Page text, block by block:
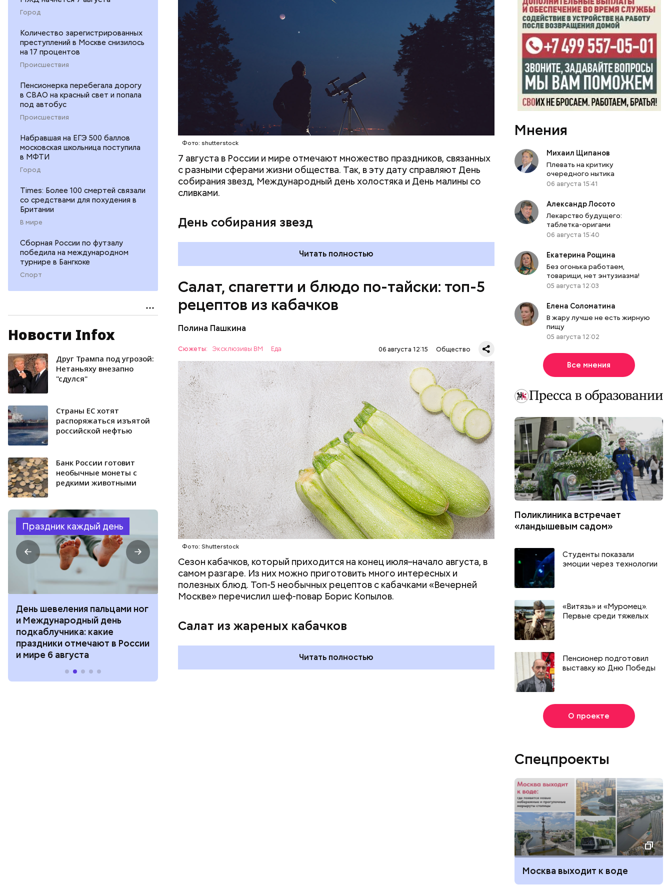
Город
Количество зарегистрированных
преступлений в Москве снизилось
на 17 процентов
Происшествия
Пенсионерка перебегала дорогу
в СВАО на красный свет и попала
под автобус
Происшествия
Набравшая на ЕГЭ 500 баллов
московская школьница поступила
в МФТИ
Город
Times: Более 100 смертей связали
со средствами для похудения в
Британии
В мире
Сборная России по футзалу
победила на международном
турнире в Бангкоке
Спорт
Новости Infox
Друг Трампа под угрозой:
Нетаньяху внезапно
"сдулся"
Страны ЕС хотят
распоряжаться изъятой
российской нефтью
Банк России готовит
необычные монеты с
редкими животными
Праздник каждый день
День шевеления пальцами ног
и Международный день
подкаблучника: какие
праздники отмечают в России
и мире 6 августа
горизонта и День пьяного
курсанта: какие праздники
отмечают в России и мире 5
праздники отмечают в России
и мире 4 августа
День арбуза и День поцелуев
с зеркалом: какие праздники
отмечают в России и мире 3
августа
День
августа
Фото: shutterstock
7 августа в России и мире отмечают множество праздников, связанных
с разными сферами жизни общества. Так, в эту дату справляют День
собирания звезд, Международный день холостяка и День малины со
сливками.
День собирания звезд
Читать полностью
Салат, спагетти и блюдо по-тайски: топ-5
рецептов из кабачков
Полина Пашкина
Сюжеты: Эксклюзивы ВМ Еда 06 августа 12:15 Общество
Фото: Shutterstock
Сезон кабачков, который приходится на конец июля–начало августа, в
самом разгаре. Из них можно приготовить много интересных и
полезных блюд. Топ-5 необычных рецептов с кабачками «Вечерней
Москве» перечислил шеф-повар Борис Копылов.
Салат из жареных кабачков
Ингредиенты:
кабачок;
петрушка;
чеснок;
оливковое масло;
соль.
Читать полностью
ЕДА ОВОЩИ РЕЦЕПТЫ
Мнения
Михаил Щипанов
Плевать на критику
очередного нытика
06 августа 15:41
Александр Лосото
Лекарство будущего:
таблетка-оригами
06 августа 15:40
Екатерина Рощина
Без огонька работаем,
товарищи, нет энтузиазма!
05 августа 12:03
Елена Соломатина
В жару лучше не есть жирную
пищу
05 августа 12:02
Все мнения
Поликлиника встречает
«ландышевым садом»
Студенты показали
эмоции через технологии
«Витязь» и «Муромец».
Первые среди тяжелых
Пенсионер подготовил
выставку ко Дню Победы
О проекте
Спецпроекты
Москва выходит к воде